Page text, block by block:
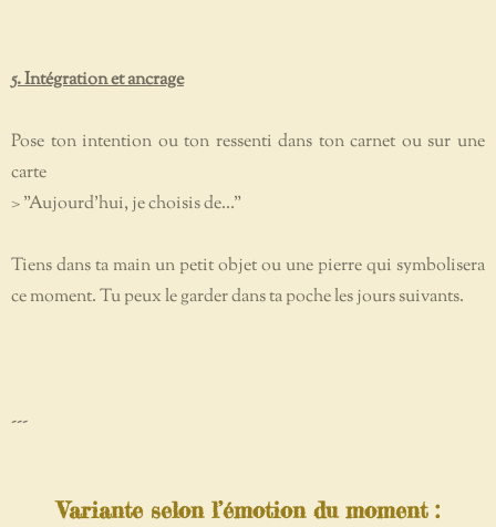
5. Intégration et ancrage
Pose ton intention ou ton ressenti dans ton carnet ou sur une
carte
> "Aujourd’hui, je choisis de..."
Tiens dans ta main un petit objet ou une pierre qui symbolisera
ce moment. Tu peux le garder dans ta poche les jours suivants.
---
Variante selon l’émotion du moment :